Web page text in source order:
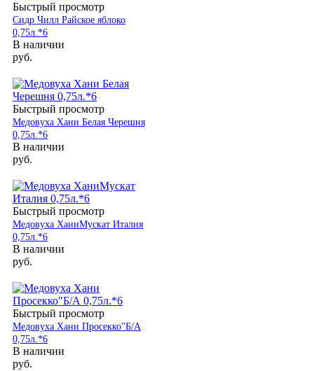
Быстрый просмотр
Сидр Чилл Райское яблоко
0,75л.*6
В наличии
руб.
Быстрый просмотр
Медовуха Хани Белая Черешня
0,75л.*6
В наличии
руб.
Быстрый просмотр
Медовуха ХаниМускат Италия
0,75л.*6
В наличии
руб.
Быстрый просмотр
Медовуха Хани Просекко"Б/А
0,75л.*6
В наличии
руб.